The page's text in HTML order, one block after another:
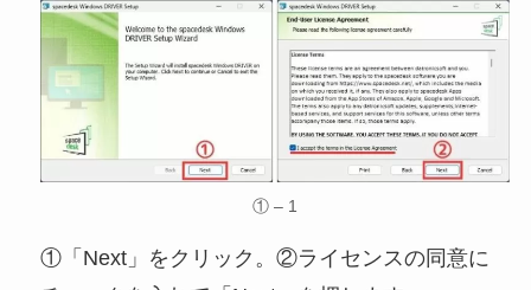
① – 1
①「Next」をクリック。②ライセンスの同意に